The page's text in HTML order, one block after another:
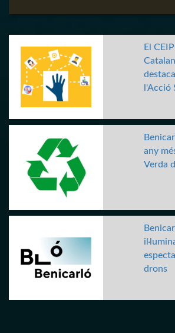
El
l'Acció
any
Verda
drons